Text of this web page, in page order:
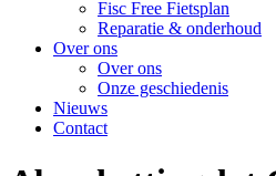
Fisc Free Fietsplan
Reparatie & onderhoud
Over ons
Over ons
Onze geschiedenis
Nieuws
Contact